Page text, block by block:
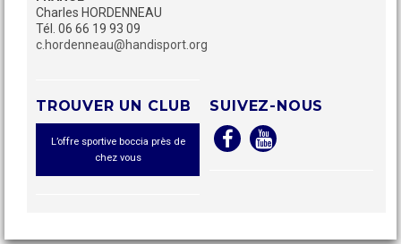
Charles HORDENNEAU
Tél. 06 66 19 93 09
c.hordenneau@handisport.org
TROUVER UN CLUB
L’offre sportive boccia près de
chez vous
SUIVEZ-NOUS